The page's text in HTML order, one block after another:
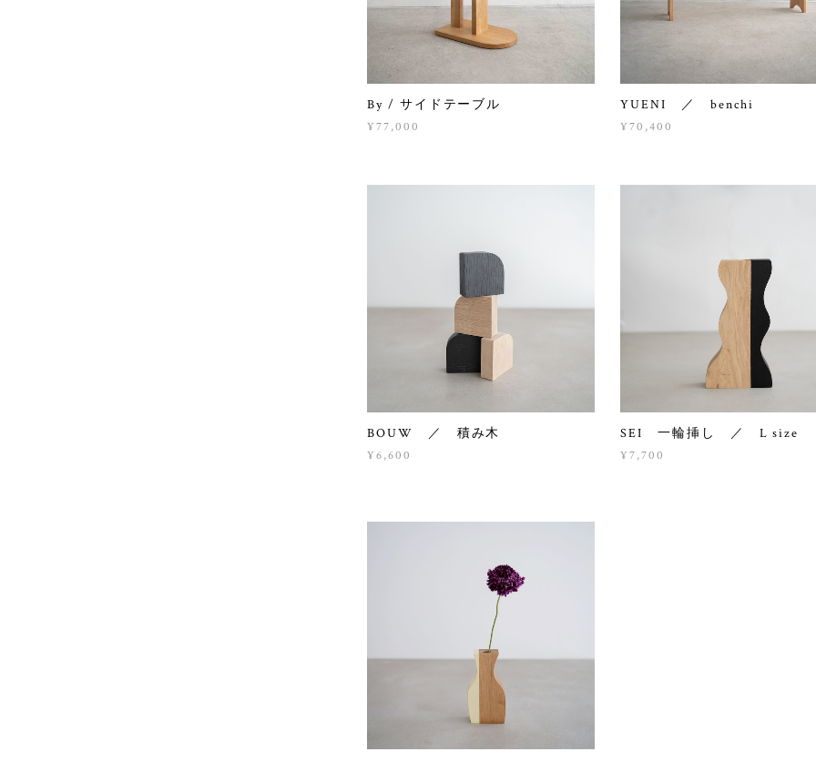
By / サイドテーブル
¥77,000
YUENI ／ benchi
¥70,400
BOUW ／ 積み木
¥6,600
SEI 一輪挿し ／ L size
¥7,700